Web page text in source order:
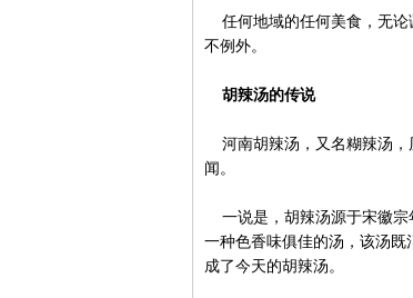
任何地域的任何美食，无论
不例外。
胡辣汤的传说
河南胡辣汤，又名糊辣汤，
闻。
一说是，胡辣汤源于宋徽宗
一种色香味俱佳的汤，该汤
成了今天的胡辣汤。